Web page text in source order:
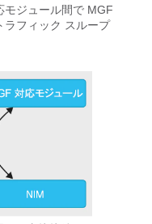
モジュール間で MGF
ラフィック スループ